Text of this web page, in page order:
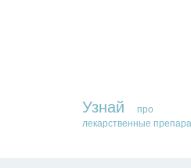
Узнай
про
лекарственные